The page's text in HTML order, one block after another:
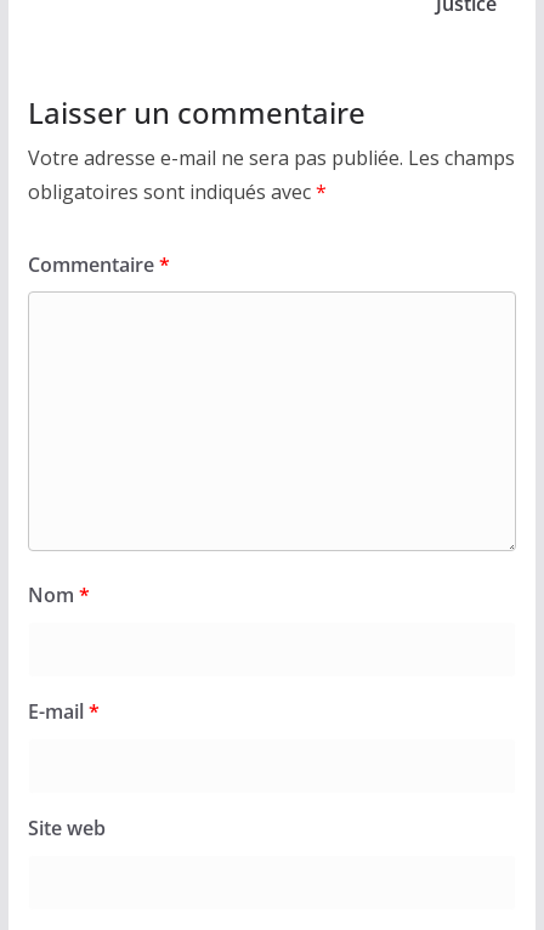
Laisser un commentaire
Votre adresse e-mail ne sera pas publiée. Les champs
obligatoires sont indiqués avec*
Commentaire*
Nom *
E-mail*
Site web